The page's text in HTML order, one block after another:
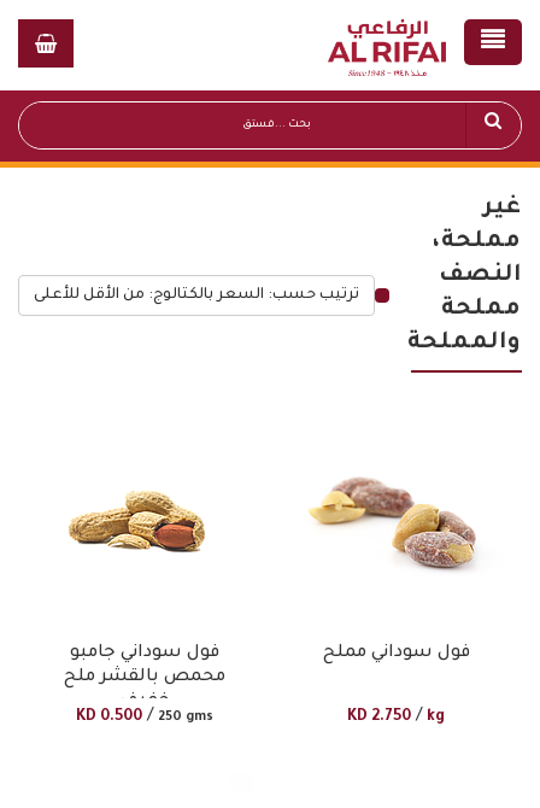
غير
مملحة،
النصف
مملحة
والمملحة
قائمة أسعار عامة
ترتيب حسب: السعر بالكتالوج: من الأقل للأعلى
فول سوداني جامبو
محمص بالقشر ملح
خفيف
KD 0.500 / 250 gms
فول سوداني مملح
KD 2.750 / kg